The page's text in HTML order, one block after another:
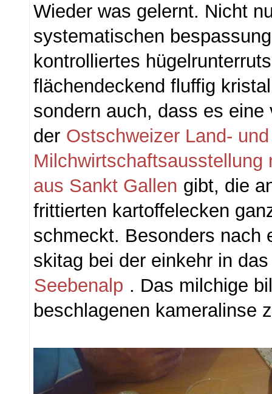
Wieder was gelernt. Nicht
systematischen
kontrolliertes
flächendeckend fluffig
sondern auch, dass es eine
der Ostschweizer Land- und
Milchwirtschaftsausstellung
aus Sankt Gallen gibt, die
frittierten kartoffelecken
schmeckt. Besonders nach
skitag bei der einkehr in
Seebenalp . Das milchige
beschlagenen kameralinse